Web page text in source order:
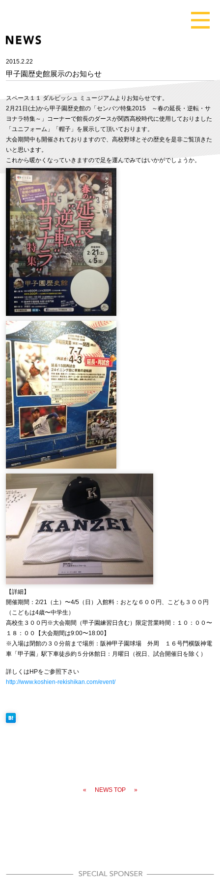
2015.2.22
甲子園歴史館展示のお知らせ
スペース１１ ダルビッシュ ミュージアムよりお知らせです。
2月21日(土)から甲子園歴史館の「センバツ特集2015 ～春の延長・逆転・サ
ヨナラ特集～」コーナーで館長のダースが関西高校時代に使用しておりました
「ユニフォーム」「帽子」を展示して頂いております。
大会期間中も開催されておりますので、高校野球とその歴史を是非ご覧頂きた
いと思います。
これから暖かくなっていきますので足を運んでみてはいかがでしょうか。
【詳細】
開催期間：2/21（土）〜4/5（日）入館料：おとな６００円、こども３００円
（こどもは4歳〜中学生）
高校生３００円※大会期間（甲子園練習日含む）限定営業時間：１０：００〜
１８：００【大会期間は9:00〜18:00】
※入場は閉館の３０分前まで場所：阪神甲子園球場 外周 １６号門横阪神電
車「甲子園」駅下車徒歩約５分休館日：月曜日（祝日、試合開催日を除く）
詳しくはHPをご参照下さい
http://www.koshien-rekishikan.com/event/
« NEWS TOP »